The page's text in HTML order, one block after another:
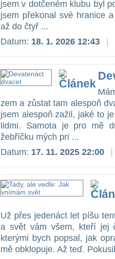
jsem v dotčeném klubu byl
jsem překonal své hranice
až do čtyř ...
Datum: 18. 1. 2026 12:43
zem a zůstat tam alespoň
jsem alespoň zažil, jaké to
lidmi. Samota je pro mě
žebříčku mých pri ...
Datum: 17. 11. 2025 22:00
Už přes jedenáct let píšu
a svět vám všem, kteří jej
kterými bych popsal, jak
mě obklopuje. Až teď.